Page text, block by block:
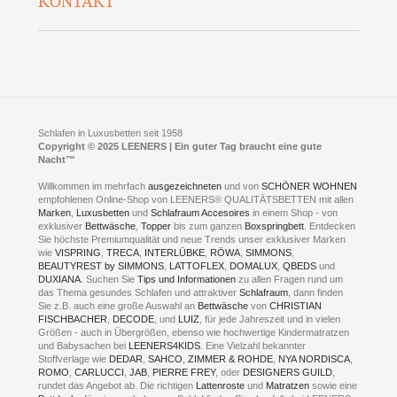
Presse
Jobs
Fotoalbum
Kontakt
Neuer Showroom für unsere Onlineartikel.
Kontakt via:WhatsApp
Kontakt via:eMail
mögliche Zeiten für eine Showroom Terminreservierung
MO und DI geschlossen
MI - FR 11 bis 17 Uhr
SA 11 bis 15 Uhr
ONLINEBERATUNG UND TERMIN-
RESERVIERUNG
Schlafen in Luxusbetten seit 1958
Copyright © 2025 LEENERS | Ein guter Tag braucht eine gute
Nacht™
Willkommen im mehrfachausgezeichnetenund vonSCHÖNER WOHNEN
empfohlenen Online-Shop von LEENERS® QUALITÄTSBETTEN mit allen
Marken Luxusbetten undSchlafraum Accesoires in einem Shop - von
exklusiver Bettwäsche ,Topper bis zum ganzen Boxspringbett . Entdecken
Sie höchste Premiumqualität und neue Trends unser exklusiver Marken
wieVISPRING ,TRECA INTERLÜBKE RÖWA ,SIMMONS
BEAUTYREST by SIMMONS LATTOFLEX DOMALUX ,QBEDS und
DUXIANA . Suchen SieTips und Informationen zu allen Fragen rund um
das Thema gesundes Schlafen und attraktiverSchlafraum , dann finden
Sie z.B. auch eine große Auswahl an Bettwäsche vonCHRISTIAN
FISCHBACHER
DECODE , und LUIZ , für jede Jahreszeit und in vielen
Größen - auch in Übergrößen, ebenso wie hochwertige Kindermatratzen
und Babysachen bei LEENERS4KIDS . Eine Vielzahl bekannter
Stoffverlage wie DEDAR ,SAHCO ,ZIMMER & ROHDE NYA NORDISCA
ROMO ,CARLUCCI ,JAB PIERRE FREY, oder DESIGNERS GUILD
rundet das Angebot ab. Die richtigen Lattenroste und Matratzen sowie eine